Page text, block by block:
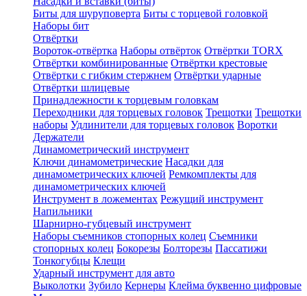
Биты для шуруповерта Биты с торцевой головкой
Наборы бит
Отвёртки
Вороток-отвёртка Наборы отвёрток Отвёртки TORX
Отвёртки комбинированные Отвёртки крестовые
Отвёртки с гибким стержнем Отвёртки ударные
Отвёртки шлицевые
Принадлежности к торцевым головкам
Переходники для торцевых головок Трещотки Трещотки
наборы Удлинители для торцевых головок Воротки
Держатели
Динамометрический инструмент
Ключи динамометрические Насадки для
динамометрических ключей Ремкомплекты для
динамометрических ключей
Инструмент в ложементах Режущий инструмент
Напильники
Шарнирно-губцевый инструмент
Наборы съемников стопорных колец Съемники
стопорных колец Бокорезы Болторезы Пассатижи
Тонкогубцы Клещи
Ударный инструмент для авто
Выколотки Зубило Кернеры Клейма буквенно цифровые